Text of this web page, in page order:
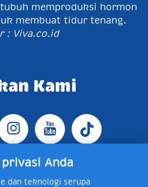
memproduksi hormon
membuat tidur tenang.
: Viva.co.id
Kami
Anda
dan teknologi serupa